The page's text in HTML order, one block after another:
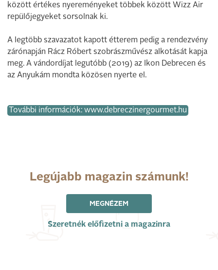
között értékes nyereményeket többek között Wizz Air
repülőjegyeket sorsolnak ki.
A legtöbb szavazatot kapott étterem pedig a rendezvény
zárónapján Rácz Róbert szobrászművész alkotását kapja
meg. A vándordíjat legutóbb (2019) az Ikon Debrecen és
az Anyukám mondta közösen nyerte el.
További információk: www.debreczinergourmet.hu
Legújabb magazin számunk!
MEGNÉZEM
Szeretnék előfizetni a magazinra